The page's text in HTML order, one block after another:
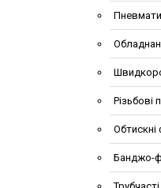
Різьбові
Обтискні
Банджо-